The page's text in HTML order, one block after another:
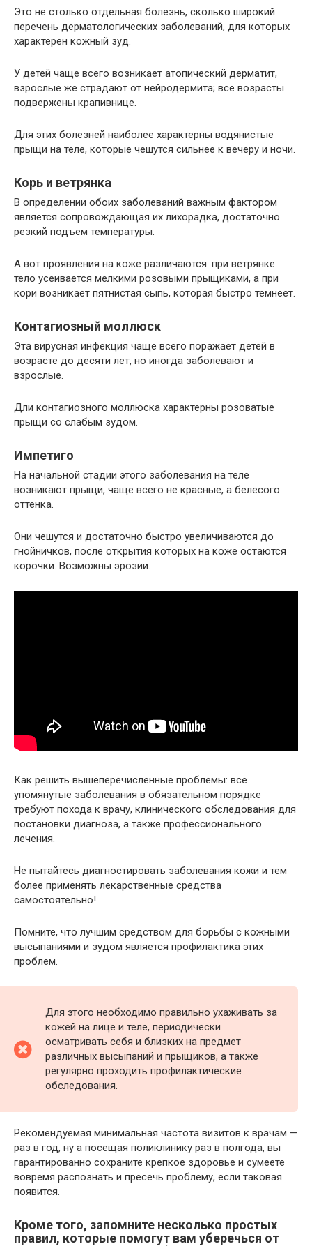
Это не столько отдельная болезнь, сколько широкий
перечень дерматологических заболеваний, для которых
характерен кожный зуд.
У детей чаще всего возникает атопический дерматит,
взрослые же страдают от нейродермита; все возрасты
подвержены крапивнице.
Для этих болезней наиболее характерны водянистые
прыщи на теле, которые чешутся сильнее к вечеру и ночи.
Корь и ветрянка
В определении обоих заболеваний важным фактором
является сопровождающая их лихорадка, достаточно
резкий подъем температуры.
А вот проявления на коже различаются: при ветрянке
тело усеивается мелкими розовыми прыщиками, а при
кори возникает пятнистая сыпь, которая быстро темнеет.
Контагиозный моллюск
Эта вирусная инфекция чаще всего поражает детей в
возрасте до десяти лет, но иногда заболевают и
взрослые.
Дли контагиозного моллюска характерны розоватые
прыщи со слабым зудом.
Импетиго
На начальной стадии этого заболевания на теле
возникают прыщи, чаще всего не красные, а белесого
оттенка.
Они чешутся и достаточно быстро увеличиваются до
гнойничков, после открытия которых на коже остаются
корочки. Возможны эрозии.
Как решить вышеперечисленные проблемы: все
упомянутые заболевания в обязательном порядке
требуют похода к врачу, клинического обследования для
постановки диагноза, а также профессионального
лечения.
Не пытайтесь диагностировать заболевания кожи и тем
более применять лекарственные средства
самостоятельно!
Помните, что лучшим средством для борьбы с кожными
высыпаниями и зудом является профилактика этих
проблем.
Для этого необходимо правильно ухаживать за
кожей на лице и теле, периодически
осматривать себя и близких на предмет
различных высыпаний и прыщиков, а также
регулярно проходить профилактические
обследования.
Рекомендуемая минимальная частота визитов к врачам —
раз в год, ну а посещая поликлинику раз в полгода, вы
гарантированно сохраните крепкое здоровье и сумеете
вовремя распознать и пресечь проблему, если таковая
появится.
Кроме того, запомните несколько простых
правил, которые помогут вам уберечься от